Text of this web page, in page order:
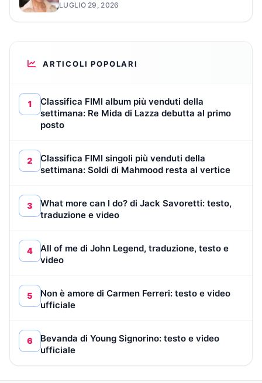
LUGLIO 29, 2026
ARTICOLI POPOLARI
1
Classifica FIMI album più venduti della
settimana: Re Mida di Lazza debutta al primo
posto
2
Classifica FIMI singoli più venduti della
settimana: Soldi di Mahmood resta al vertice
3
What more can I do? di Jack Savoretti: testo,
traduzione e video
4
All of me di John Legend, traduzione, testo e
video
5
Non è amore di Carmen Ferreri: testo e video
ufficiale
6
Bevanda di Young Signorino: testo e video
ufficiale